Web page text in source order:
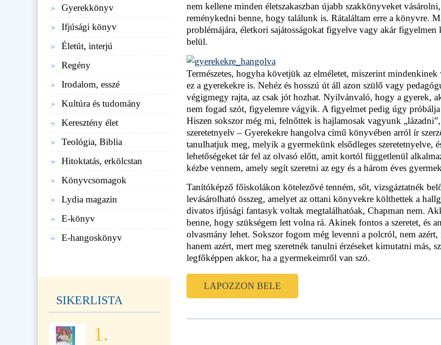
nem kellene minden életszakaszban újabb szakkönyveket
reménykedni benne, hogy találunk is. Rátaláltam erre a könyvre.
problémájára, életkori sajátosságokat figyelve vagy akár
belül.
Természetes, hogyha követjük az elméletet, miszerint
ez a gyerekekre is. Nehéz és hosszú út áll azon szülő vagy
végigmegy rajta, az csak jót hozhat. Nyilvánvaló, hogy a gyerek,
nem fogad szót, figyelemre vágyik. A figyelmet pedig úgy
Hiszen sokszor még mi, felnőttek is hajlamosak vagyunk
szeretetnyelv – Gyerekekre hangolva című könyvében arról ír
tanulhatjuk meg, melyik a gyermekünk elsődleges szeretetnyelve,
lehetőségeket tár fel az olvasó előtt, amit kortól függetlenül
kézbe vennem, amely segít szeretni az egy és a három éves
Tanítóképző főiskolákon kötelezővé tenném, sőt, vizsgáztatnék
levásárolható összeg, amelyet az ottani könyvekre költhettek a
divatos ifjúsági fantasyk voltak megtalálhatóak, Chapman nem.
benne, hogy szükségem lett volna rá. Akinek fontos a szeretet, és
olvasmány lehet. Sokszor fogom még levenni a polcról, nem
hanem azért, mert meg szeretnék tanulni érzéseket kimutatni más,
legfőképpen akkor, ha a gyermekeimről van szó.
LAPOZZON BELE
Gyerekkönyv
Ifjúsági könyv
Életút, interjú
Regény
Irodalom, esszé
Kultúra és tudomány
Keresztény élet
Teológia, Biblia
Hitoktatás, erkölcstan
Könyvcsomagok
Lydia magazin
E-könyv
E-hangoskönyv
SIKERLISTA
1.